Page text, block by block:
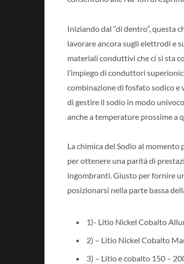
Iniziando dal “di dentro”, questa
lavorare ancora sugli elettrodi e
materiali conduttivi che ci si sta
l’impiego di conduttori
combinazione di fosfato sodico
di gestire il sodio in modo
anche a temperature prossime a
La chimica del Sodio al
per ottenere una parità di
ingombranti. Giusto per fornire
posizionarsi nella parte bassa
1)- Litio Nickel Cobalto
2) – Litio Nickel Cobalto
3) – Litio e cobalto 150 –